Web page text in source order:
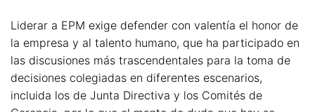
Liderar a EPM exige defender con valentía el honor de
la empresa y al talento humano, que ha participado en
las discusiones más trascendentales para la toma de
decisiones colegiadas en diferentes escenarios,
incluida los de Junta Directiva y los Comités de